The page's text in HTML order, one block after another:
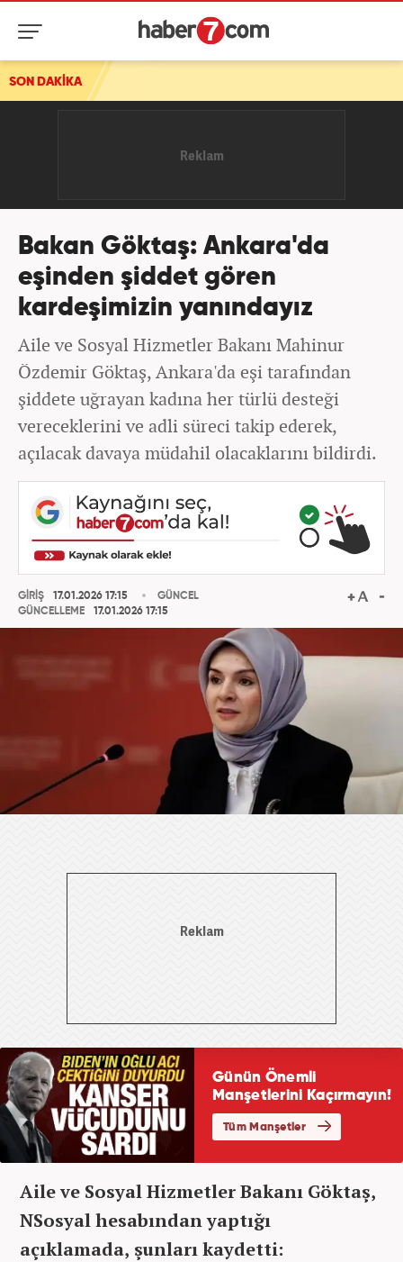
SON DAKİKA
Bakan Göktaş: Ankara'da
eşinden şiddet gören
kardeşimizin yanındayız
Aile ve Sosyal Hizmetler Bakanı Mahinur
Özdemir Göktaş, Ankara'da eşi tarafından
şiddete uğrayan kadına her türlü desteği
vereceklerini ve adli süreci takip ederek,
açılacak davaya müdahil olacaklarını bildirdi.
GİRİŞ
17.01.2026 17:15
GÜNCELLEME
17.01.2026 17:15
GÜNCEL
Aile ve Sosyal Hizmetler Bakanı Göktaş,
NSosyal hesabından yaptığı
açıklamada, şunları kaydetti: